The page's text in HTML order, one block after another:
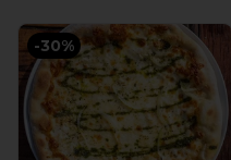
-30%